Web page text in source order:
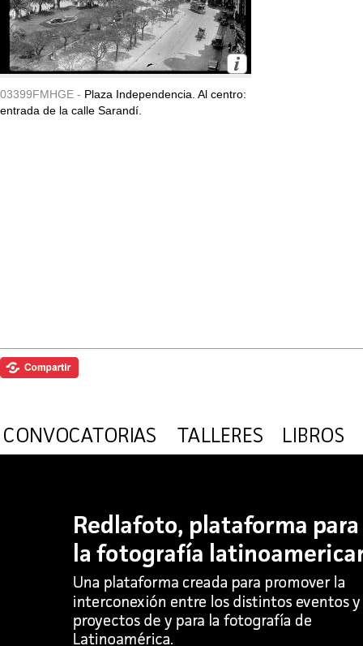
03399FMHGE - Plaza Independencia. Al centro:
entrada de la calle Sarandí.